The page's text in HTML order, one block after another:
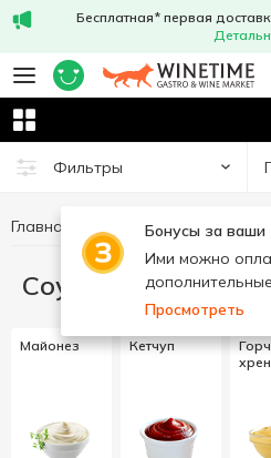
Бесплатная* первая
Фильтры
Бонусы за ваши
Ими можно
Просмотреть
Главная Соусы и специи
Соусы и специи
Майонез Кетчуп
хрен